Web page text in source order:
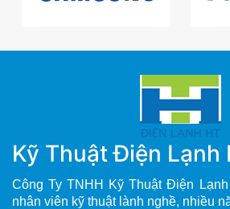
Kỹ Thuật Điện Lạnh
Công Ty TNHH Kỹ Thuật Điện
nhân viên kỹ thuật lành nghề, nhiều